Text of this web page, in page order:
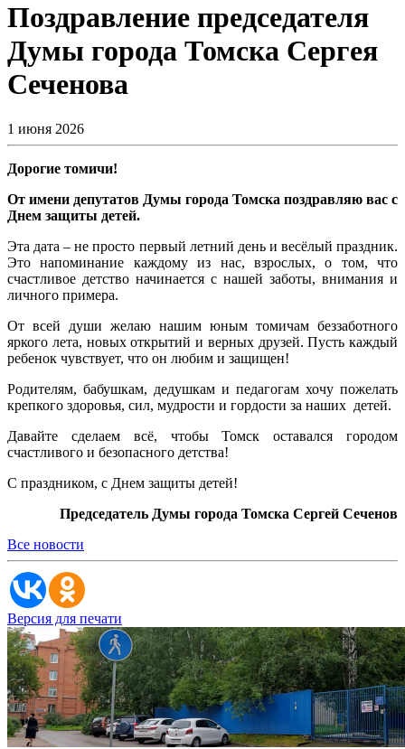
Поздравление председателя
Думы города Томска Сергея
Сеченова
1 июня 2026
Дорогие томичи!
От имени депутатов Думы города Томска поздравляю вас с
Днем защиты детей.
Эта дата – не просто первый летний день и весёлый праздник.
Это напоминание каждому из нас, взрослых, о том, что
счастливое детство начинается с нашей заботы, внимания и
личного примера.
От всей души желаю нашим юным томичам беззаботного
яркого лета, новых открытий и верных друзей. Пусть каждый
ребенок чувствует, что он любим и защищен!
Родителям, бабушкам, дедушкам и педагогам хочу пожелать
крепкого здоровья, сил, мудрости и гордости за наших детей.
Давайте сделаем всё, чтобы Томск оставался городом
счастливого и безопасного детства!
С праздником, с Днем защиты детей!
Председатель Думы города Томска Сергей Сеченов
Все новости
Версия для печати